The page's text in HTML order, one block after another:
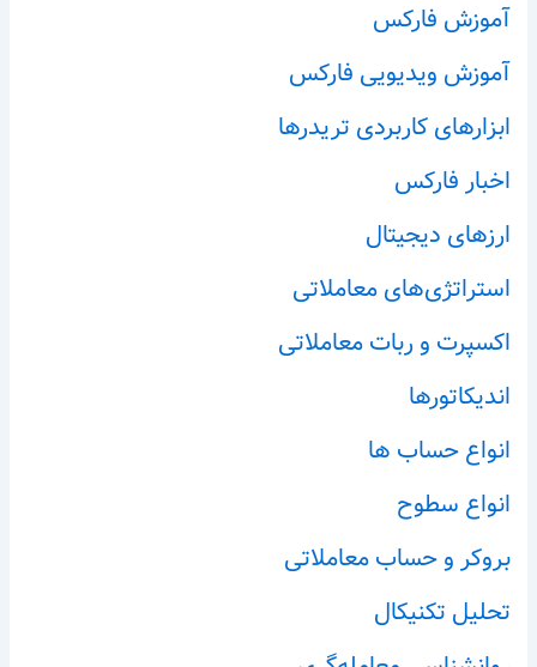
آموزش فارکس
آموزش ویدیویی فارکس
ابزارهای کاربردی تریدرها
اخبار فارکس
ارزهای دیجیتال
استراتژی‌های معاملاتی
اکسپرت و ربات معاملاتی
اندیکاتورها
انواع حساب ها
انواع سطوح
بروکر و حساب معاملاتی
تحلیل تکنیکال